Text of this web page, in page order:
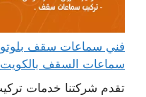
سماعات السقف بالكويت
تقدم شركتنا خدمات